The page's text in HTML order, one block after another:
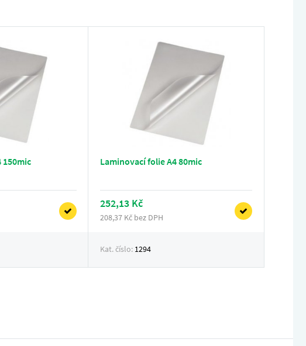
150mic Laminovací folie A4 80mic
252,13 Kč
208,37 Kč bez DPH
Kat. číslo: 1294